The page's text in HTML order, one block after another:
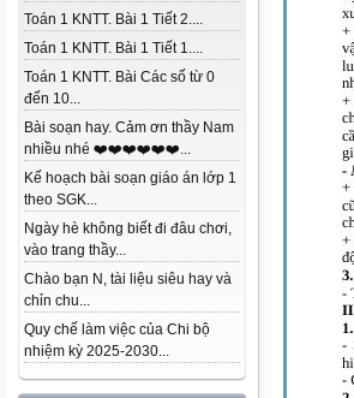
Toán 1 KNTT. Bài 1 Tiết 2....
Toán 1 KNTT. Bài 1 Tiết 1....
Toán 1 KNTT. Bài Các số từ 0
đến 10...
Bài soạn hay. Cảm ơn thầy Nam
nhiều nhé ❤️❤️❤️❤️❤️❤️...
Kế hoạch bài soạn giáo án lớp 1
theo SGK...
Ngày hè không biết đi đâu chơi,
vào trang thầy...
Chào bạn N, tài liệu siêu hay và
chỉn chu...
Quy chế làm việc của Chi bộ
nhiệm kỳ 2025-2030...